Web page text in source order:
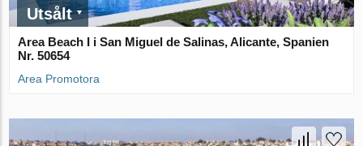
Utsålt
Area Beach I i San Miguel de Salinas, Alicante, Spanien
Nr. 50654
Area Promotora